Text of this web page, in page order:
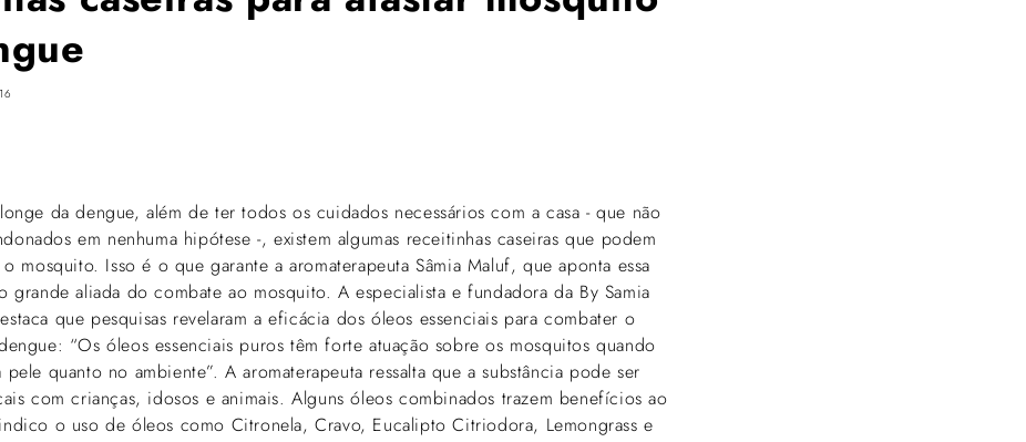
da dengue, além de ter todos os cuidados necessários com a casa - que não
em nenhuma hipótese -, existem algumas receitinhas caseiras que podem
mosquito. Isso é o que garante a aromaterapeuta Sâmia Maluf, que aponta essa
grande aliada do combate ao mosquito. A especialista e fundadora da By Samia
que pesquisas revelaram a eficácia dos óleos essenciais para combater o
“Os óleos essenciais puros têm forte atuação sobre os mosquitos quando
pele quanto no ambiente”. A aromaterapeuta ressalta que a substância pode ser
com crianças, idosos e animais. Alguns óleos combinados trazem benefícios ao
o uso de óleos como Citronela, Cravo, Eucalipto Citriodora, Lemongrass e